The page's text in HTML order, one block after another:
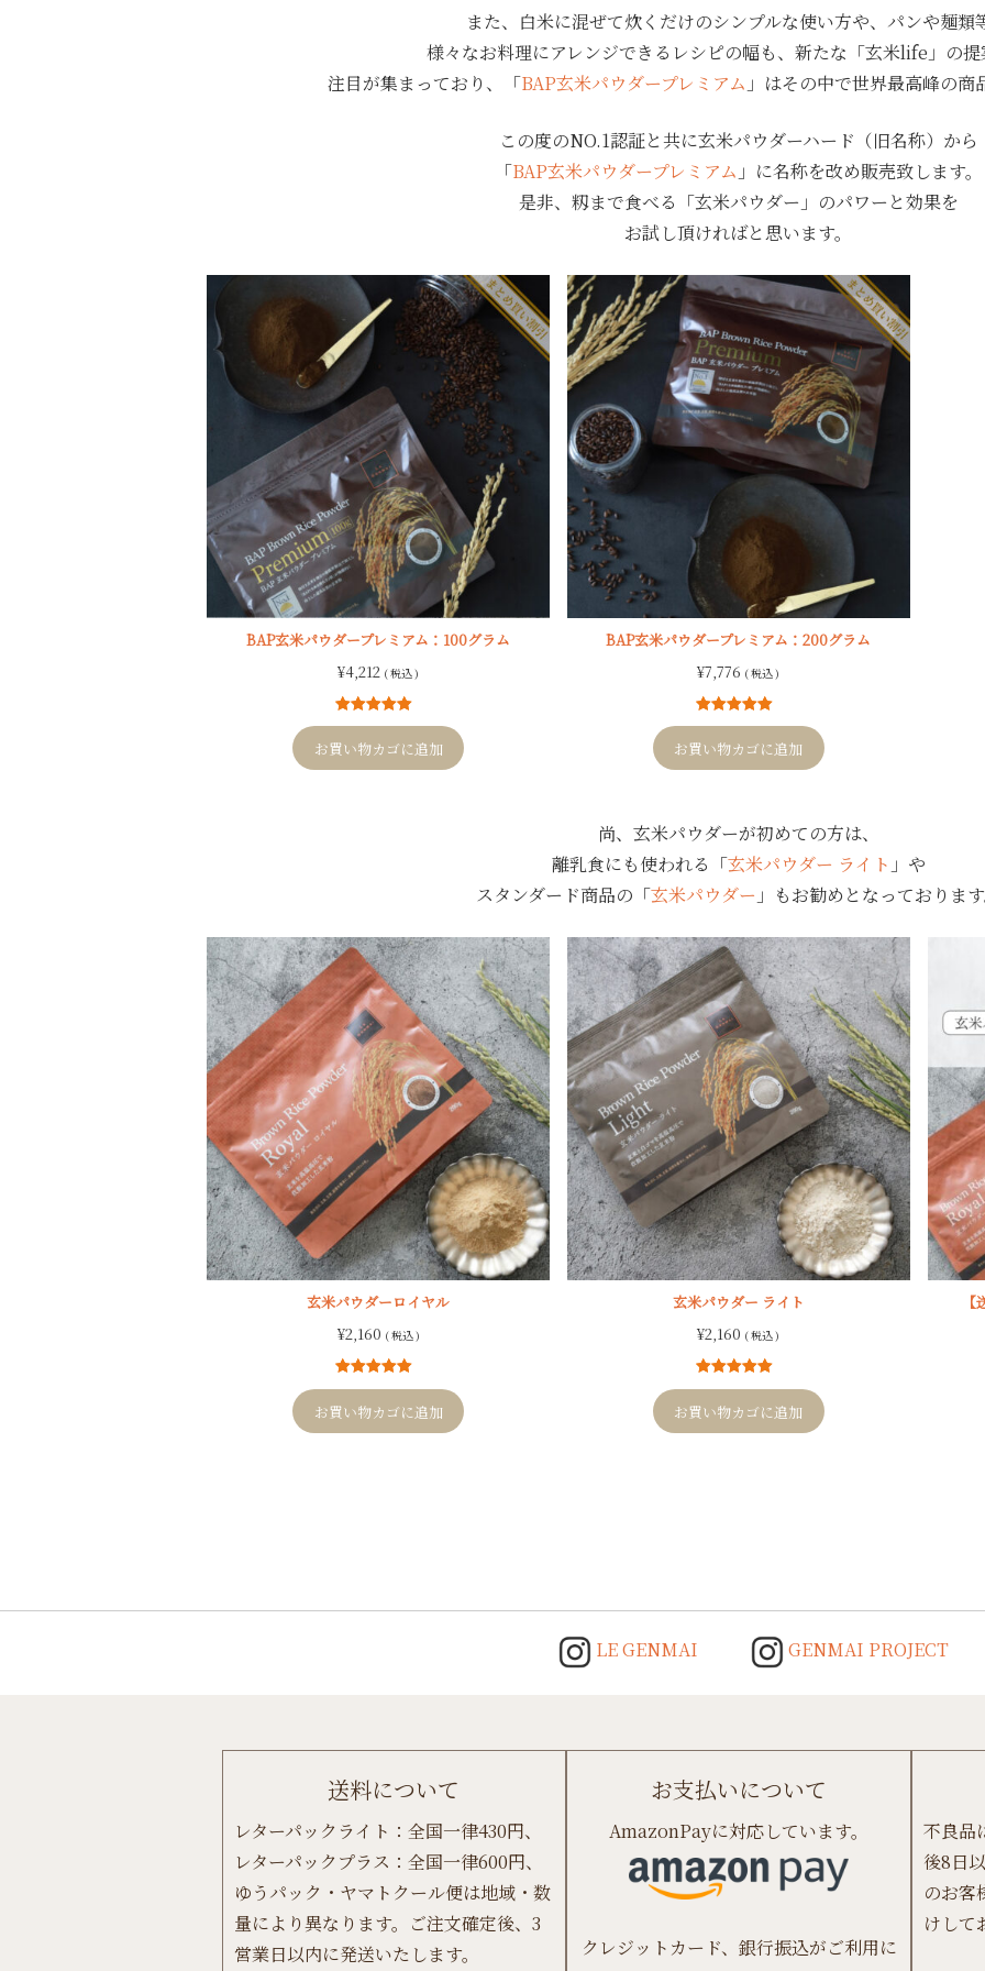
また、白米に混ぜて炊くだけのシンプルな使い方や、パンや麺類
様々なお料理にアレンジできるレシピの幅も、新たな「玄米life」の
注目が集まっており、「BAP玄米パウダープレミアム 」はその中で世界最高峰の
この度のNO.1認証と共に玄米パウダーハード（旧名称）から
「BAP玄米パウダープレミアム 」に名称を改め販売致します。
是非、籾まで食べる「玄米パウダー」のパワーと効果を
お試し頂ければと思います。
BAP玄米パウダープレミアム：100グラム
¥4,212 ( 税込 )
9
件の利用者
評価に基づ
く5段階評価
のうち、
お買い物カゴに追加
BAP玄米パウダープレミアム：200グラム
¥7,776 ( 税込 )
2
件の利用者
評価に基づ
く5段階評価
のうち、
お買い物カゴに追加
尚、玄米パウダーが初めての方は、
離乳食にも使われる「玄米パウダー ライト 」や
スタンダード商品の「玄米パウダー 」もお勧めとなっておりま
玄米パウダーロイヤル
¥2,160 ( 税込 )
4
件の利用者
評価に基づ
く5段階評価
のうち、
お買い物カゴに追加
玄米パウダー ライト
¥2,160 ( 税込 )
1
件の利用者
評価に基づ
く5段階評価
のうち、
お買い物カゴに追加
LE GENMAI GENMAI PROJECT
送料について
レターパックライト：全国一律430円、
レターパックプラス：全国一律600円、
ゆうパック・ヤマトクール便は地域・数
量により異なります。ご注文確定後、3
営業日以内に発送いたします。
お支払いについて
AmazonPayに対応しています。
クレジットカード、銀行振込がご利用に
不良品
後8日
のお客
けして